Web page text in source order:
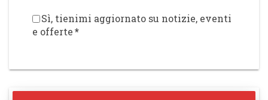
Sì, tienimi aggiornato su notizie, eventi
e offerte*